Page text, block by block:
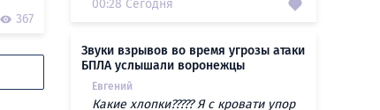
367
00:28 Сегодня
Звуки взрывов во время угрозы атаки
БПЛА услышали воронежцы
Евгений
Какие хлопки????? Я с кровати упор